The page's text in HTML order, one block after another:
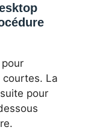
La
pour